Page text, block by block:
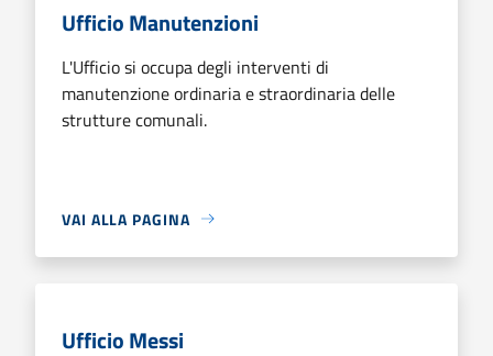
Ufficio Manutenzioni
L'Ufficio si occupa degli interventi di
manutenzione ordinaria e straordinaria delle
strutture comunali.
VAI ALLA PAGINA
Ufficio Messi